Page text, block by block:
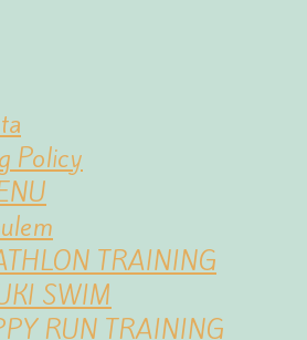
Policy
TRAINING
SWIM
RUN TRAINING